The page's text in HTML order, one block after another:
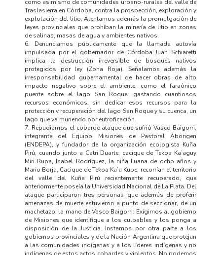
como asimismo de comunidades urbano-rurales del valle de
Traslasierra en Córdoba, contra la prospección, exploración y
explotación del litio. Alentamos además la promulgación de
leyes provinciales que prohíban la minería de litio en zonas
de salinas, masas de agua y ambientes nativos.
6. Denunciamos públicamente que la llamada autovía
impulsada por el gobernador de Córdoba Juan Schiaretti
implica la destrucción irreversible de bosques nativos
protegidos por ley (Zona Roja). Señalamos además la
irresponsabilidad gubernamental de hacer obras de alto
impacto negativo sobre el ambiente, como el faraónico
puente sobre el lago San Roque, gastando cuantiosos
recursos económicos, sin dedicar esos recursos para la
protección y recuperación del lago San Roque y su cuenca, un
lago que va muriendo por eutroficación.
7. Repudiamos el cobarde ataque que sufrió Vasco Baigorri,
integrante del Equipo Misiones de Pastoral Aborigen
(ENDEPA), y fundador de la organización ecologista Kuña
Pirú, cuando junto a Catri Duarte, cacique de Tekoa Ka’aguy
Miri Rupa, Isabel Rodríguez, la niña Luana de ocho años y
Mario Borja, Cacique de Tekoa Ka’a Kupe, recorrían el territorio
del valle del Kuña Pirú recientemente recuperado, que
anteriormente poseía la Universidad Nacional de La Plata. Del
ataque participaron tres personas que además de proferir
amenazas de muerte estuvieron a punto de seccionar, de un
machetazo, la mano de Vasco Baigorri. Exigimos al gobierno
de Misiones que identifique a los culpables y los ponga a
disposición de la Justicia. Instamos por otra parte a los
gobiernos provinciales y de la Nación Argentina que protejan
a las comunidades indígenas y a los líderes indígenas y no